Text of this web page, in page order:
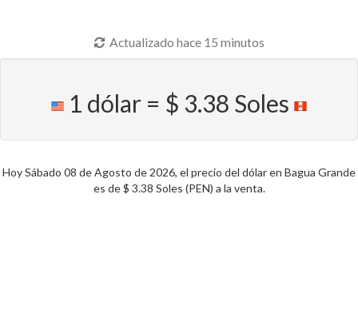
Actualizado hace 15 minutos
1 dólar = $ 3.38 Soles
Hoy Sábado 08 de Agosto de 2026, el precio del dólar en Bagua Grande
es de $ 3.38 Soles (PEN) a la venta.